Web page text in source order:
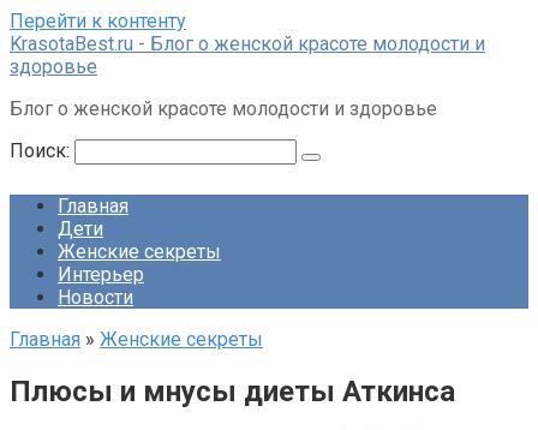
Перейти к контенту
KrasotaBest.ru - Блог о женской красоте молодости и
здоровье
Блог о женской красоте молодости и здоровье
Поиск:
Главная
Дети
Женские секреты
Интерьер
Новости
Главная » Женские секреты
Плюсы и мнусы диеты Аткинса